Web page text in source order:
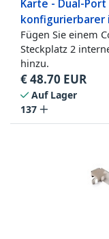
Karte - Dual-Port
Fügen Sie einem
Steckplatz 2
hinzu.
€48.70 EUR
Auf Lager
137